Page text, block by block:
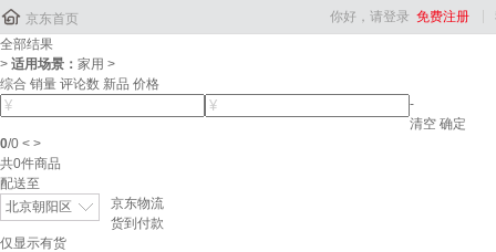
 京东首页 你好，请登录 免费注册
全部结果
> 适用场景： 家用 >
综合 销量 评论数 新品 价格
-
清空 确定
0/0 < >
共0件商品
配送至
北京朝阳区
京东物流
货到付款
仅显示有货